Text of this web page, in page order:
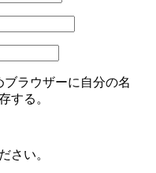
ラウザーに自分の名
する。
さい。